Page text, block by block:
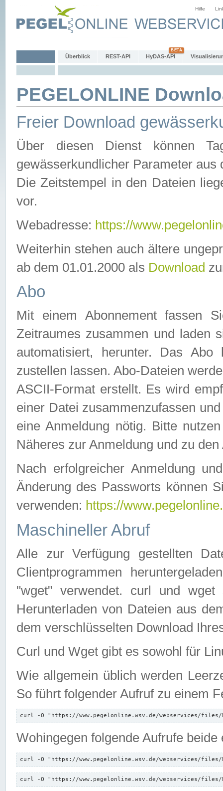
Hilfe
Überblick REST-API HyDAS-API
PEGELONLINE
Freier Download
Über diesen Dienst können
gewässerkundlicher Parameter aus
Die Zeitstempel in den Dateien
vor.
Webadresse: https://
Weiterhin stehen auch ältere
ab dem 01.01.2000 als Download
Abo
Mit einem Abonnement fassen
Zeitraumes zusammen und laden
automatisiert, herunter. Das
zustellen lassen. Abo-Dateien
ASCII-Format erstellt. Es wird
einer Datei zusammenzufassen
eine Anmeldung nötig. Bitte
Näheres zur Anmeldung und zu
Nach erfolgreicher Anmeldung
Änderung des Passworts können
verwenden: https://
Maschineller Abruf
Alle zur Verfügung gestellten
Clientprogrammen
"wget" verwendet. curl und wget
Herunterladen von Dateien aus
dem verschlüsselten Download
Curl und Wget gibt es sowohl für
Wie allgemein üblich werden
So führt folgender Aufruf zu einem
curl -O "https://www.pegelonline.wsv.de/webservices/files/
Wohingegen folgende Aufrufe beide
curl -O "https://www.pegelonline.wsv.de/webservices/files/
curl -O "https://www.pegelonline.wsv.de/webservices/files/